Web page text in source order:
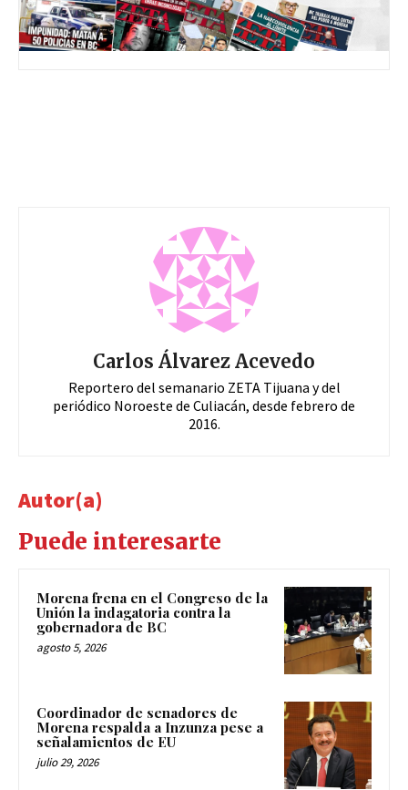
Carlos Álvarez Acevedo
Reportero del semanario ZETA Tijuana y del
periódico Noroeste de Culiacán, desde febrero de
2016.
Autor(a)
Puede interesarte
Morena frena en el Congreso de la
Unión la indagatoria contra la
gobernadora de BC
agosto 5, 2026
Coordinador de senadores de
Morena respalda a Inzunza pese a
señalamientos de EU
julio 29, 2026